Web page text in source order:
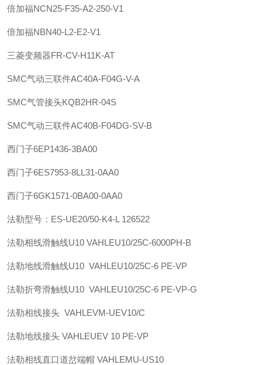
倍加福NCN25-F35-A2-250-V1
倍加福NBN40-L2-E2-V1
三菱变频器FR-CV-H11K-AT
SMC气动三联件AC40A-F04G-V-A
SMC气管接头KQB2HR-04S
SMC气动三联件AC40B-F04DG-SV-B
西门子6EP1436-3BA00
西门子6ES7953-8LL31-0AA0
西门子6GK1571-0BA00-0AA0
法勒型号：ES-UE20/50-K4-L 126522
法勒相线滑触线U10 VAHLEU10/25C-6000PH-B
法勒地线滑触线U10 VAHLEU10/25C-6 PE-VP
法勒折弯滑触线U10 VAHLEU10/25C-6 PE-VP-G
法勒相线接头 VAHLEVM-UEV10/C
法勒地线接头 VAHLEUEV 10 PE-VP
法勒相线直口道岔端帽 VAHLEMU-US10